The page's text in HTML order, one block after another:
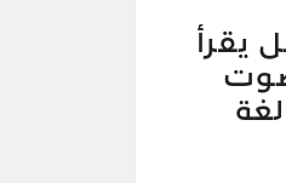
يقرأ
بـ 42 لغة